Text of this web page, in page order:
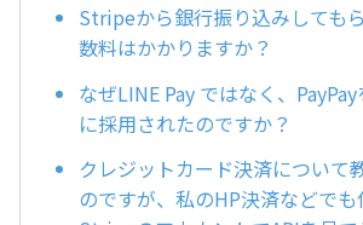
Stripeから銀行振り込みしても
数料はかかりますか？
なぜLINE Pay ではなく、
に採用されたのですか？
クレジットカード決済について
のですが、私のHP決済などでも